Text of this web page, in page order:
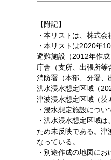
【附記】
・本リストは、株式
・本リストは2020年
避難施設（2012年作成
庁舎（支所、出張所等
消防署（本部、分署、
洪水浸水想定区域（
津波浸水想定区域（茨
・浸水想定施設につ
・洪水浸水想定区域
ため未反映である。
なっている。
・別途作成の地図に